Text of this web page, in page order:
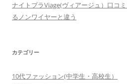
ナイトブラViage(ヴィアージュ）口コ
るノンワイヤーと違う
カテゴリー
10代ファッション(中学生・高校生）